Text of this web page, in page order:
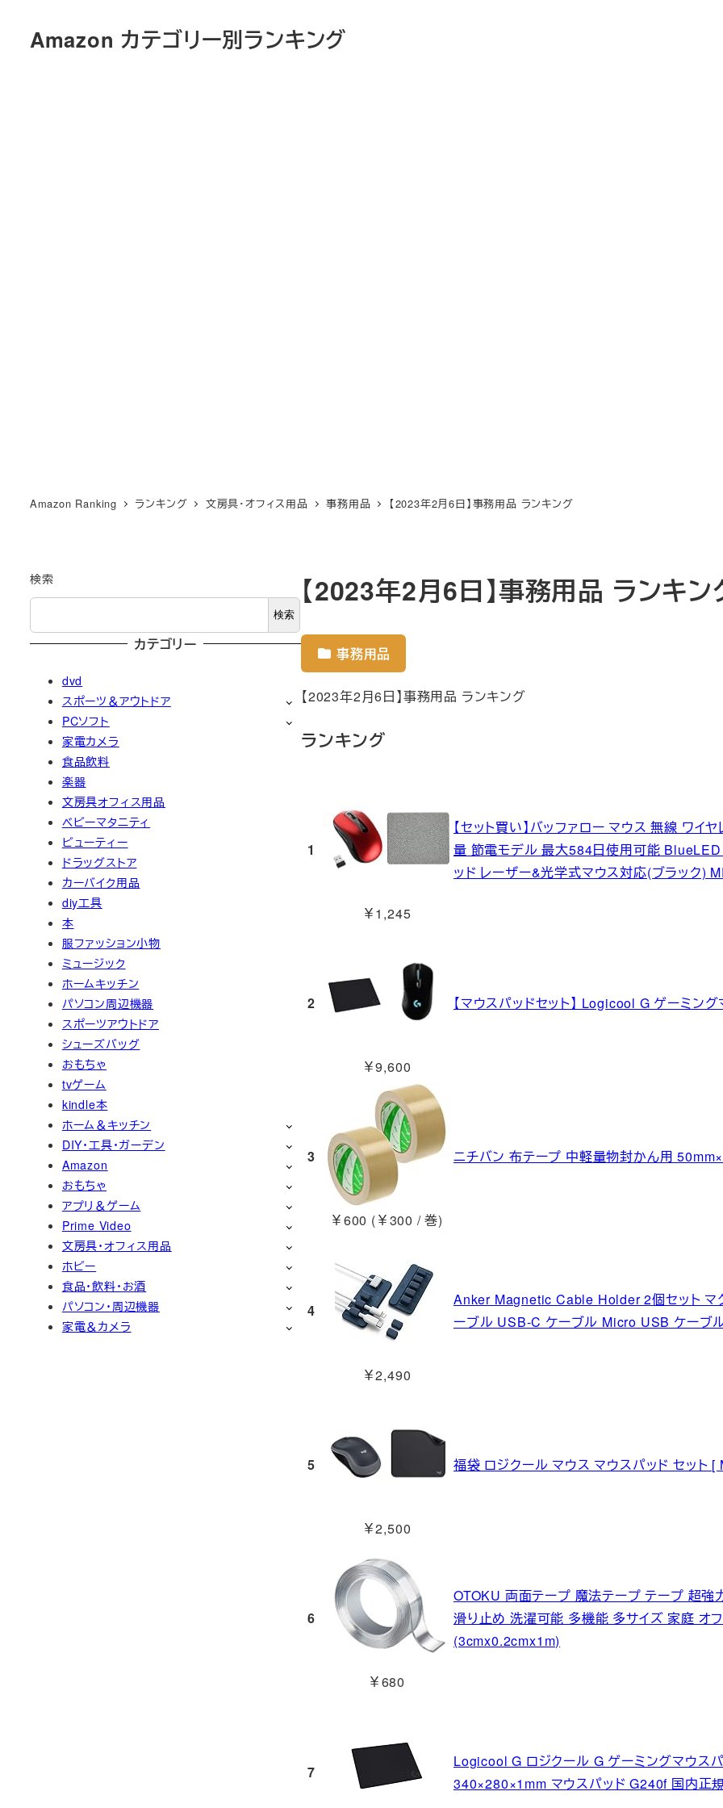
Amazon カテゴリー別ランキング
Amazon Ranking ランキング 文房具・オフィス用品 事務用品 【2023年2月6日】事務用品 ランキング
【2023年2月6日】事務用品 ランキン
事務用品
【2023年2月6日】事務用品 ランキング
ランキング
1
￥1,245
【セット買い】バッファロー マウス 無線 ワイ
量 節電モデル 最大584日使用可能
ッド レーザー&光学式マウス対応(ブラック)
2
￥9,600
【マウスパッドセット】 Logicool G ゲーミン
3
￥600 (￥300 / 巻)
ニチバン 布テープ 中軽量物封かん用
4
￥2,490
Anker Magnetic Cable Holder 2個セット マ
ーブル USB-C ケーブル Micro USB ケーブ
5
￥2,500
福袋 ロジクール マウス マウスパッド セッ
6
￥680
OTOKU 両面テープ 魔法テープ テープ 超
滑り止め 洗濯可能 多機能 多サイズ 家庭 オ
(3cmx0.2cmx1m)
7
Logicool G ロジクール G ゲーミングマウス
340×280×1mm マウスパッド G240f 国内正
検索
検索
カテゴリー
dvd
スポーツ＆アウトドア
PCソフト
家電カメラ
食品飲料
楽器
文房具オフィス用品
ベビーマタニティ
ビューティー
ドラッグストア
カーバイク用品
diy工具
本
服ファッション小物
ミュージック
ホームキッチン
パソコン周辺機器
スポーツアウトドア
シューズバッグ
おもちゃ
tvゲーム
kindle本
ホーム＆キッチン
DIY・工具・ガーデン
Amazon
おもちゃ
アプリ＆ゲーム
Prime Video
文房具・オフィス用品
ホビー
食品・飲料・お酒
パソコン・周辺機器
家電＆カメラ